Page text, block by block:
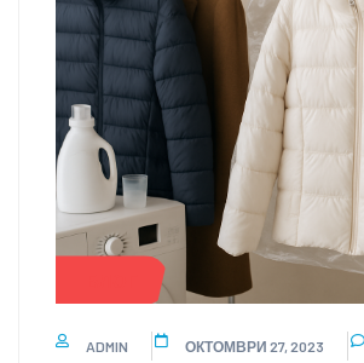
ADMIN ОКТОМВРИ 27, 2023